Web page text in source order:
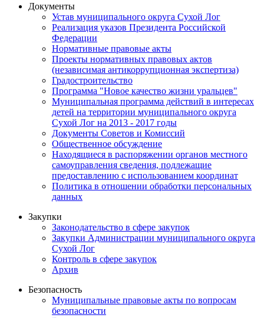
Документы
Устав муниципального округа Сухой Лог
Реализация указов Президента Российской
Федерации
Нормативные правовые акты
Проекты нормативных правовых актов
(независимая антикоррупционная экспертиза)
Градостроительство
Программа "Новое качество жизни уральцев"
Муниципальная программа действий в интересах
детей на территории муниципального округа
Сухой Лог на 2013 - 2017 годы
Документы Советов и Комиссий
Общественное обсуждение
Находящиеся в распоряжении органов местного
самоуправления сведения, подлежащие
предоставлению с использованием координат
Политика в отношении обработки персональных
данных
Закупки
Законодательство в сфере закупок
Закупки Администрации муниципального округа
Сухой Лог
Контроль в сфере закупок
Архив
Безопасность
Муниципальные правовые акты по вопросам
безопасности